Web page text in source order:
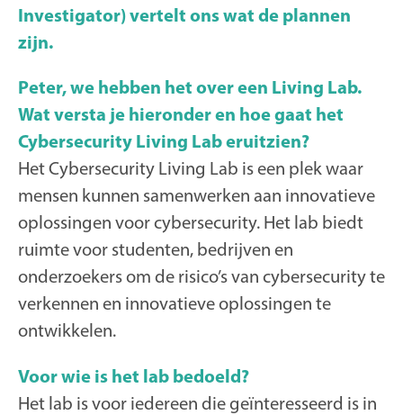
Investigator) vertelt ons wat de plannen
zijn.
Peter, we hebben het over een Living Lab.
Wat versta je hieronder en hoe gaat het
Cybersecurity Living Lab eruitzien?
Het Cybersecurity Living Lab is een plek waar
mensen kunnen samenwerken aan innovatieve
oplossingen voor cybersecurity. Het lab biedt
ruimte voor studenten, bedrijven en
onderzoekers om de risico’s van cybersecurity te
verkennen en innovatieve oplossingen te
ontwikkelen.
Voor wie is het lab bedoeld?
Het lab is voor iedereen die geïnteresseerd is in